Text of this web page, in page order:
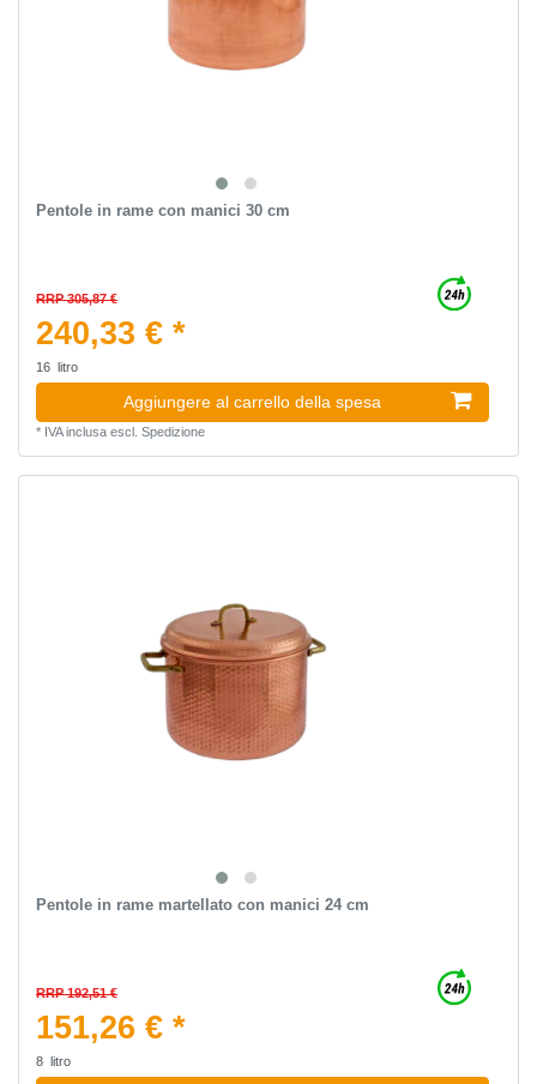
Pentole in rame con manici 30 cm
RRP 305,87 €
240,33 € *
16 litro
Aggiungere al carrello della spesa
* IVA inclusaescl. Spedizione
Pentole in rame martellato con manici 24 cm
RRP 192,51 €
151,26 € *
8 litro